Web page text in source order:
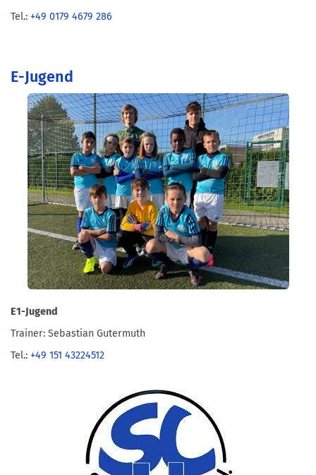
Tel.: +49 0179 4679 286
E-Jugend
E1-Jugend
Trainer: Sebastian Gutermuth
Tel.: +49 151 43224512